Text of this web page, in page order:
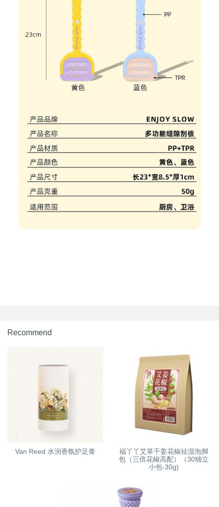
Recommend
Van Reed 水润香氛护足膏
福丫丫艾草干姜花椒祛湿泡脚
包（三倍花椒高配）（30独立
小包-30g)